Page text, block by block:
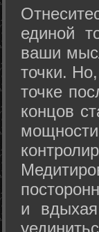
единой
ваши
точки.
точке
концов
и